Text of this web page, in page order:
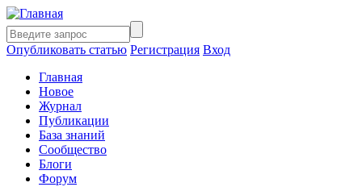
Опубликовать статью Регистрация Вход
Главная
Новое
Журнал
Публикации
База знаний
Сообщество
Блоги
Форум